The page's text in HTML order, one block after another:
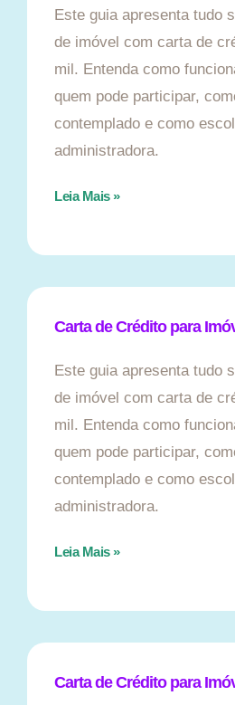
Este guia apresenta tudo
de imóvel com carta de
mil. Entenda como
quem pode participar,
contemplado e como
administradora.
Leia Mais »
Carta de Crédito para
Este guia apresenta tudo
de imóvel com carta de
mil. Entenda como
quem pode participar,
contemplado e como
administradora.
Leia Mais »
Carta de Crédito para